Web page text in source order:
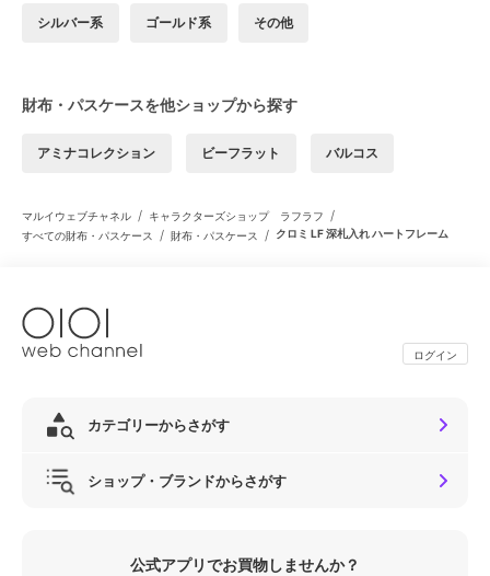
シルバー系 ゴールド系 その他
財布・パスケースを他ショップから探す
アミナコレクション ビーフラット バルコス
マルイウェブチャネル / キャラクターズショップ ラフラフ /
すべての財布・パスケース / 財布・パスケース / クロミ LF 深札入れ ハートフレーム
ログイン
カテゴリーからさがす
ショップ・ブランドからさがす
公式アプリでお買物しませんか？